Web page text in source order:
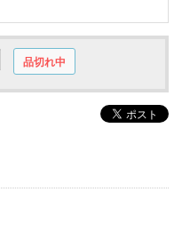
品切れ中